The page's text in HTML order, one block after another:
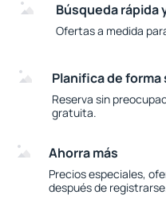
Búsqueda rápida
Ofertas a medida
Planifica de forma
Reserva sin
gratuita.
Ahorra más
Precios especiales,
después de